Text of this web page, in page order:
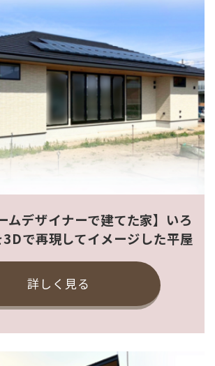
ムデザイナーで建てた家】いろ
で再現してイメージした平屋
詳しく見る